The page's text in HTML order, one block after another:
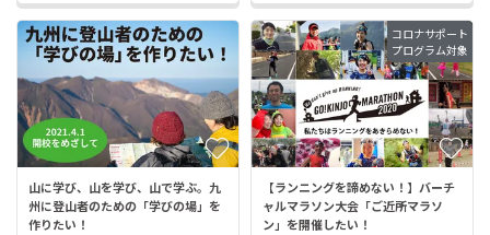
山に学び、山を学び、山で学ぶ。九
州に登山者のための「学びの場」を
作りたい！
コロナサポート
プログラム対象
【ランニングを諦めない！】バーチ
ャルマラソン大会「ご近所マラソ
ン」を開催したい！